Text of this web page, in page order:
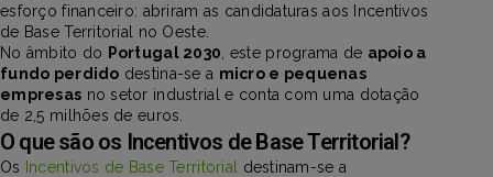
esforço financeiro: abriram as candidaturas aos Incentivos
de Base Territorial no Oeste.
No âmbito do Portugal 2030 , este programa de apoio a
fundo perdido destina-se a micro e pequenas
empresas no setor industrial e conta com uma dotação
de 2,5 milhões de euros.
O que são os Incentivos de Base Territorial?
Os Incentivos de Base Territorial
destinam-se a